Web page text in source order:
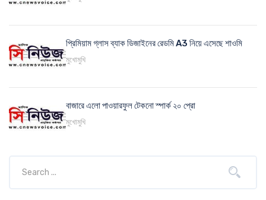
প্রিমিয়াম গ্লাস ব্যাক ডিজাইনের রেডমি A3 নিয়ে এসেছে শাওমি
মুখোমুখি
বাজারে এলো পাওয়ারফুল টেকনো স্পার্ক ২০ প্রো
মুখোমুখি